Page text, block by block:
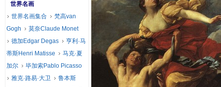
世界名画
世界名画集合
梵高van
Gogh
莫奈Claude Monet
德加Edgar Degas
亨利·马
蒂斯Henri Matisse
马克·夏
加尔
毕加索Pablo Picasso
雅克·路易·大卫
鲁本斯